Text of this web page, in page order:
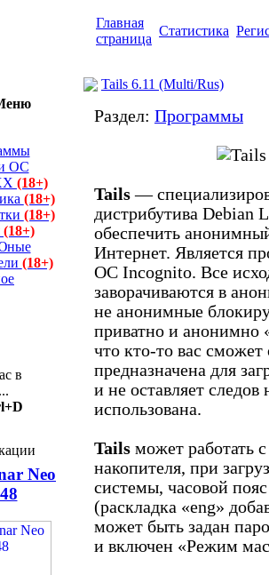
Главная
страница
Статистика
ОС
(18+)
(18+)
(18+)
(18+)
(18+)
Neo
Tails 6.11 (Multi/Rus)
Раздел: Программы
Tails—
дистрибутива Debian
обеспечить
Интернет. Является
ОС Incognito. Все
заворачиваются в
не анонимные
приватно и анонимно
что кто-то вас
предназначена для
и не оставляет
использована.
Tails может работать
накопителя, при
системы, часовой
(раскладка «eng»
может быть задан
и включен «Режим